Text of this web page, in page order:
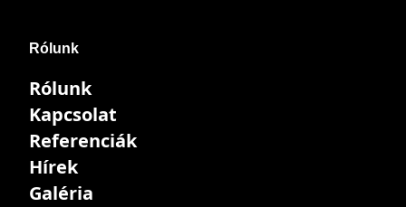
Rólunk
Rólunk
Kapcsolat
Referenciák
Hírek
Galéria